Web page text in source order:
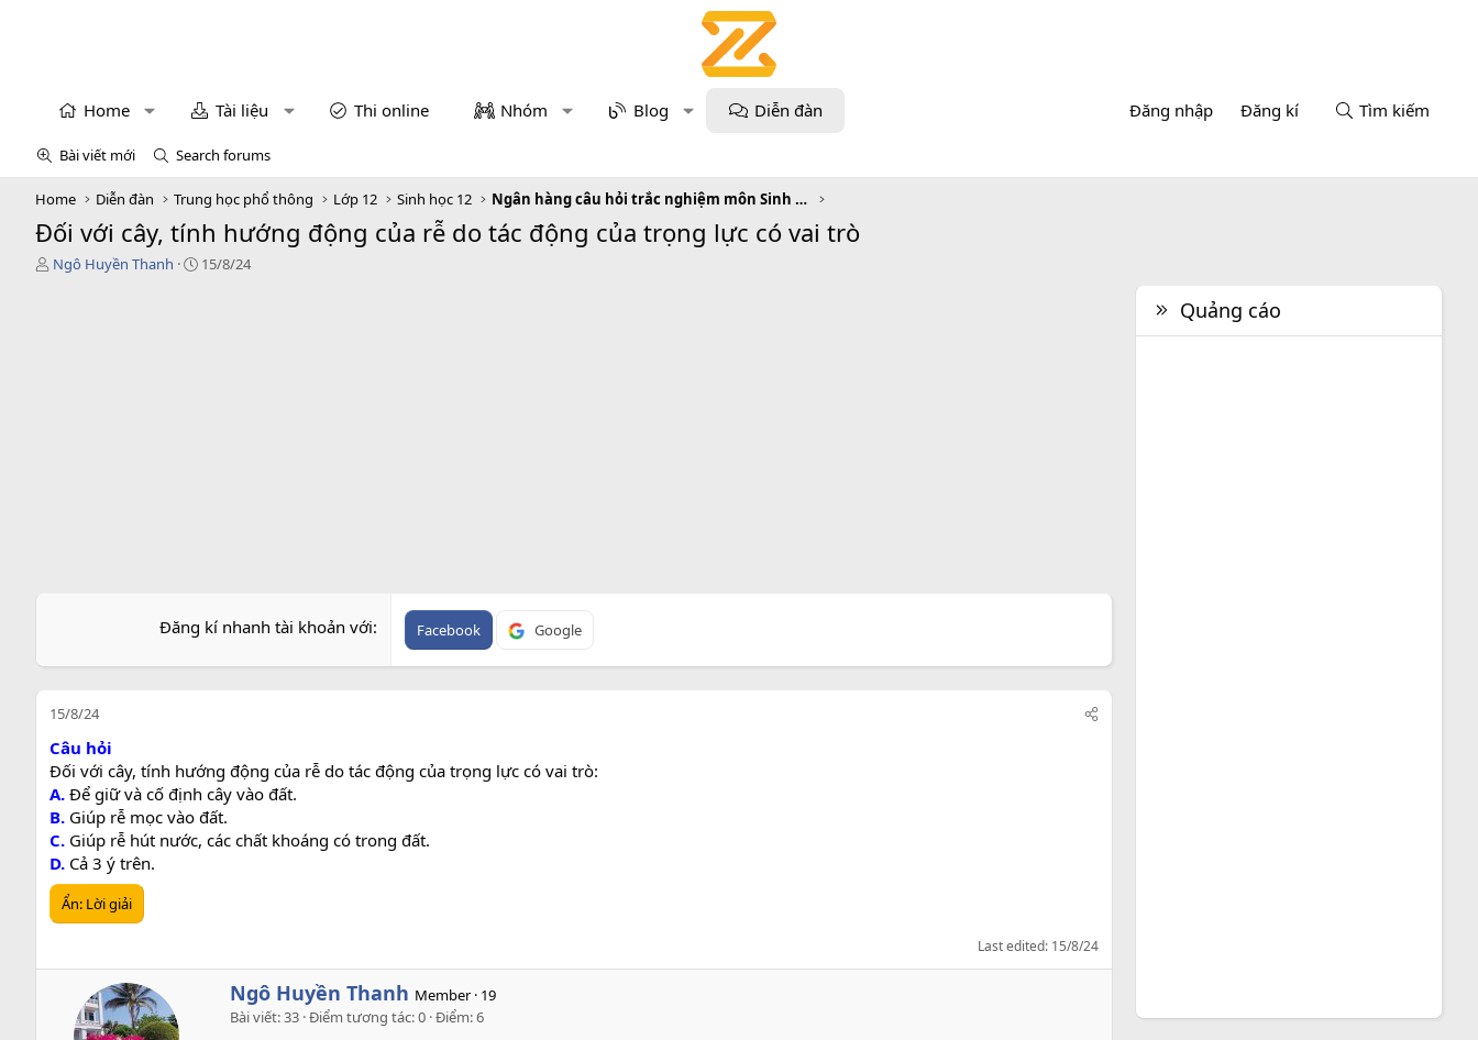
Home Tài liệu Thi online Nhóm Blog Diễn đàn Đăng nhập Đăng kí Tìm kiếm
Bài viết mới Search forums
Home Diễn đàn Trung học phổ thông Lớp 12 Sinh học 12 Ngân hàng câu hỏi trắc nghiệm môn Sinh học
Đối với cây, tính hướng động của rễ do tác động của trọng lực có vai trò
T
Ngô Huyền Thanh
N
15/8/24
Đăng kí nhanh tài khoản với Facebook Google
15/8/24
Câu hỏi
Đối với cây, tính hướng động của rễ do tác động của trọng lực có vai trò:
A. Để giữ và cố định cây vào đất.
B. Giúp rễ mọc vào đất.
C. Giúp rễ hút nước, các chất khoáng có trong đất.
D. Cả 3 ý trên.
Ẩn: Lời giải
Last edited: 15/8/24
W
r
i
Ngô Huyền Thanh Member · 19
Bài viết 33 Điểm tương tác 0 Điểm 6
Quảng cáo